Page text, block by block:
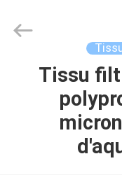
MAISON
PRODUITS
Technology
Tissu